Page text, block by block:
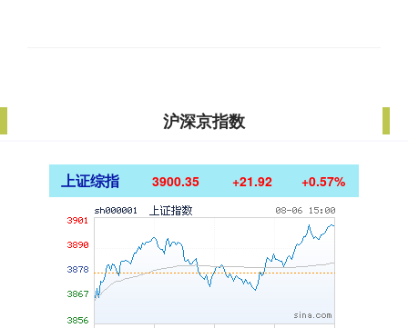
沪深京指数
上证综指 3900.35 +21.92 +0.57%